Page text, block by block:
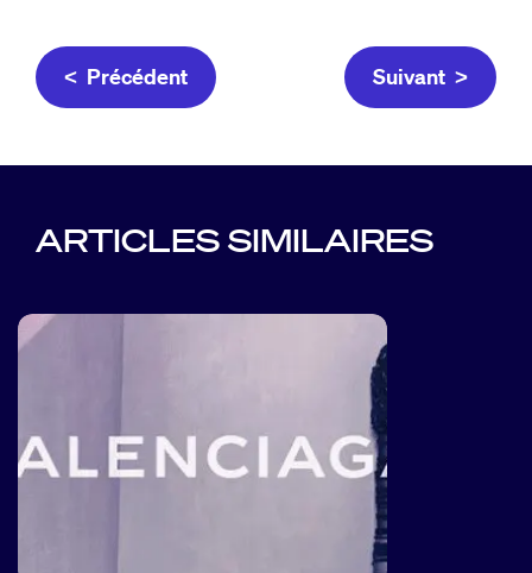
< Précédent Suivant >
ARTICLES SIMILAIRES